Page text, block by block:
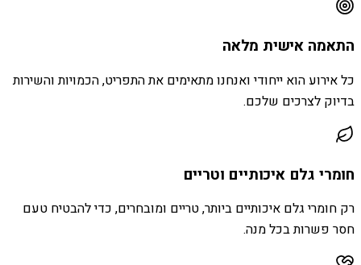
התאמה אישית מלאה
כל אירוע הוא ייחודי ואנחנו מתאימים את התפריט, הכמויות והשירות
בדיוק לצרכים שלכם.
חומרי גלם איכותיים וטריים
רק חומרי גלם איכותיים ביותר, טריים ומובחרים, כדי להבטיח טעם
חסר פשרות בכל מנה.